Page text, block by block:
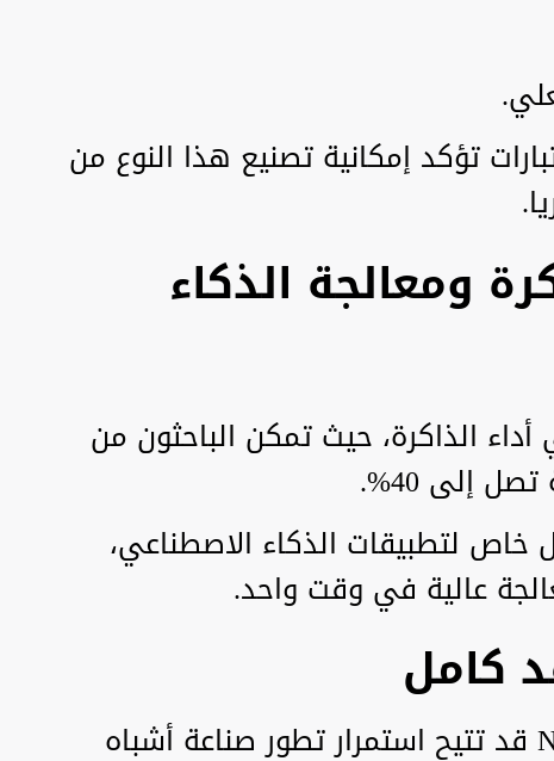
تؤكد إمكانية تصنيع هذا النوع من
ومعالجة الذكاء
الذاكرة، حيث تمكن الباحثون من
لتطبيقات الذكاء الاصطناعي،
عالية في وقت واحد.
كامل
تعتقد IBM أن تقنية Nanostack قد تتيح استمرار تطور صناعة أشباه